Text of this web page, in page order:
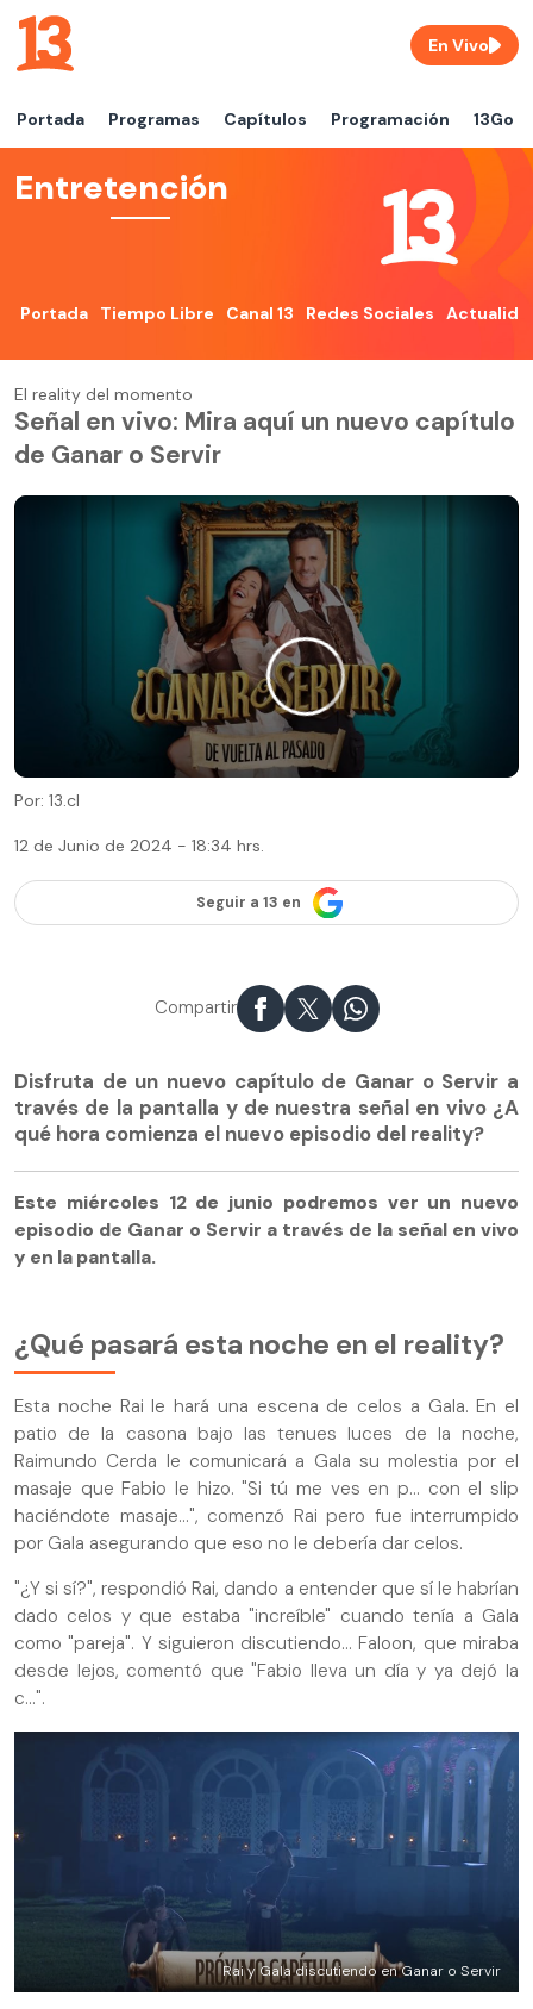
Portada Programas Capítulos Programación 13Go
En Vivo
Entretención
Portada Tiempo Libre Canal 13 Redes Sociales
El reality del momento
Señal en vivo: Mira aquí un nuevo capítulo
de Ganar o Servir
Por: 13.cl
12 de Junio de 2024 - 18:34 hrs.
Seguir a 13 en
Compartir
Disfruta de un nuevo capítulo de Ganar o Servir a
través de la pantalla y de nuestra señal en vivo ¿A
qué hora comienza el nuevo episodio del reality?
Este miércoles 12 de junio podremos ver un nuevo
episodio de Ganar o Servir a través de la señal en vivo
y en la pantalla.
¿Qué pasará esta noche en el reality?
Esta noche Rai le hará una escena de celos a Gala. En el
patio de la casona bajo las tenues luces de la noche,
Raimundo Cerda le comunicará a Gala su molestia por el
masaje que Fabio le hizo. "Si tú me ves en p... con el slip
haciéndote masaje...", comenzó Rai pero fue interrumpido
por Gala asegurando que eso no le debería dar celos.
"¿Y si sí?", respondió Rai, dando a entender que sí le habrían
dado celos y que estaba "increíble" cuando tenía a Gala
como "pareja". Y siguieron discutiendo... Faloon, que miraba
desde lejos, comentó que "Fabio lleva un día y ya dejó la
c...".
Rai y Gala discutiendo en Ganar o Servir